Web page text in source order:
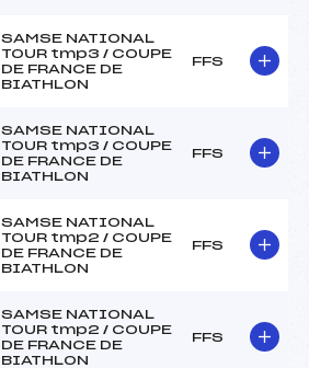
SAMSE NATIONAL
TOUR tmp3 / COUPE
DE FRANCE DE
BIATHLON
FFS
SAMSE NATIONAL
TOUR tmp3 / COUPE
DE FRANCE DE
BIATHLON
FFS
SAMSE NATIONAL
TOUR tmp2 / COUPE
DE FRANCE DE
BIATHLON
FFS
SAMSE NATIONAL
TOUR tmp2 / COUPE
DE FRANCE DE
BIATHLON
FFS